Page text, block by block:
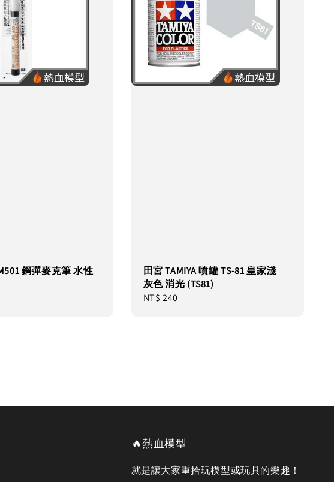
鋼彈麥克筆 水性
田宮 TAMIYA 噴罐 TS-81 皇家淺
灰色 消光 (TS81)
Regular
NT$ 240
🔥熱血模型
就是讓大家重拾玩模型或玩具的樂趣！